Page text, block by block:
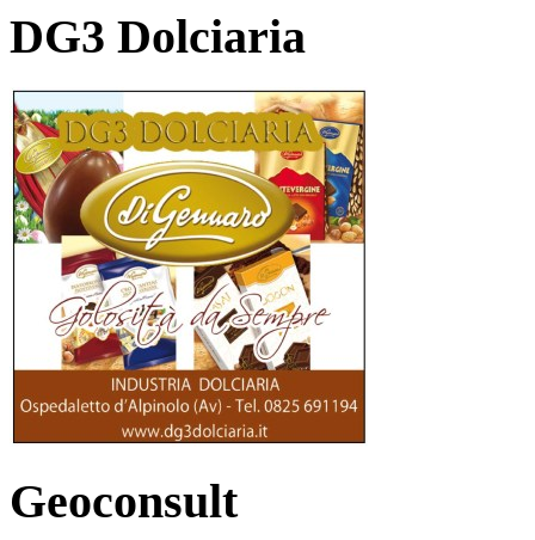
DG3 Dolciaria
Geoconsult